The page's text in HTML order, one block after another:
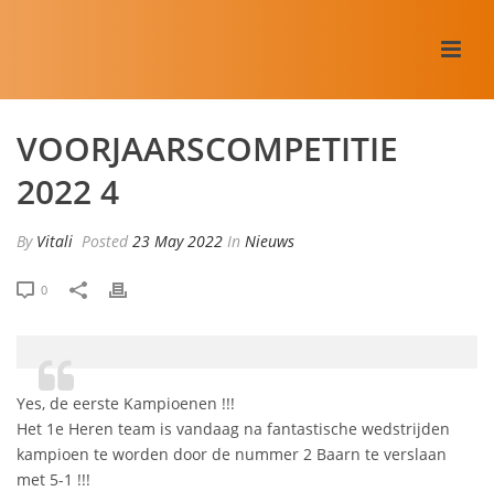
VOORJAARSCOMPETITIE
2022 4
By Vitali Posted 23 May 2022 In Nieuws
0
Yes, de eerste Kampioenen !!!
Het 1e Heren team is vandaag na fantastische wedstrijden
kampioen te worden door de nummer 2 Baarn te verslaan
met 5-1 !!!